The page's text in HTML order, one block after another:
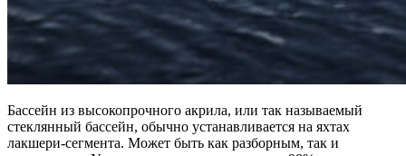
Бассейн из высокопрочного акрила, или так называемый
стеклянный бассейн, обычно устанавливается на яхтах
лакшери-сегмента. Может быть как разборным, так и